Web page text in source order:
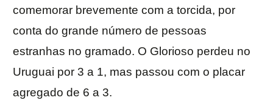
comemorar brevemente com a torcida, por
conta do grande número de pessoas
estranhas no gramado. O Glorioso perdeu no
Uruguai por 3 a 1, mas passou com o placar
agregado de 6 a 3.